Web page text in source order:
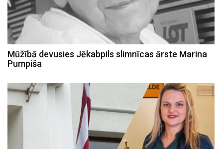
Mūžībā devusies Jēkabpils slimnīcas ārste Marina
Pumpiša